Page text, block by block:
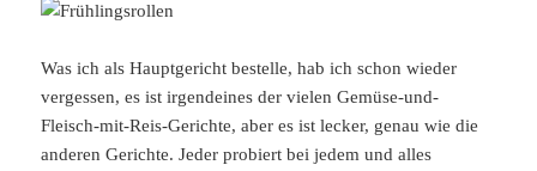
Was ich als Hauptgericht bestelle, hab ich schon wieder
vergessen, es ist irgendeines der vielen Gemüse-und-
Fleisch-mit-Reis-Gerichte, aber es ist lecker, genau wie die
anderen Gerichte. Jeder probiert bei jedem und alles